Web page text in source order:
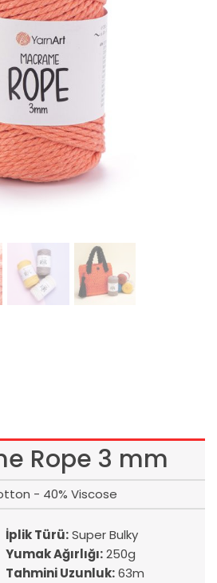
Rope 3 mm
- 40% Viscose
İplik Türü:Super Bulky
Yumak Ağırlığı:250g
Tahmini Uzunluk:63m